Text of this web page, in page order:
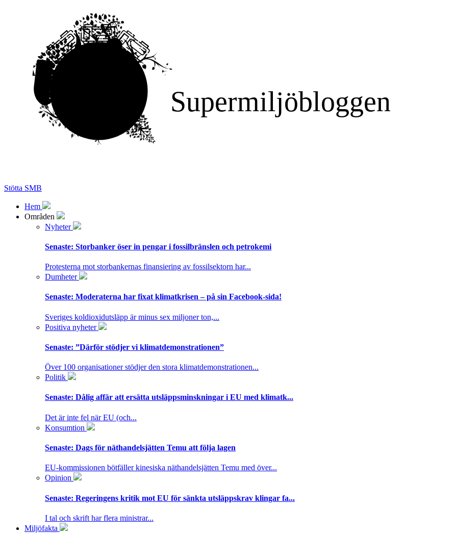
Supermiljöbloggen
Stötta SMB
Hem
Områden
Nyheter
Senaste: Storbanker öser in pengar i fossilbränslen och petrokemi
Protesterna mot storbankernas finansiering av fossilsektorn har...
Dumheter
Senaste: Moderaterna har fixat klimatkrisen – på sin Facebook-sida!
Sveriges koldioxidutsläpp är minus sex miljoner ton,...
Positiva nyheter
Senaste: ”Därför stödjer vi klimatdemonstrationen”
Över 100 organisationer stödjer den stora klimatdemonstrationen...
Politik
Senaste: Dålig affär att ersätta utsläppsminskningar i EU med klimatk...
Det är inte fel när EU (och...
Konsumtion
Senaste: Dags för näthandelsjätten Temu att följa lagen
EU-kommissionen bötfäller kinesiska näthandelsjätten Temu med över...
Opinion
Senaste: Regeringens kritik mot EU för sänkta utsläppskrav klingar fa...
I tal och skrift har flera ministrar...
Miljöfakta